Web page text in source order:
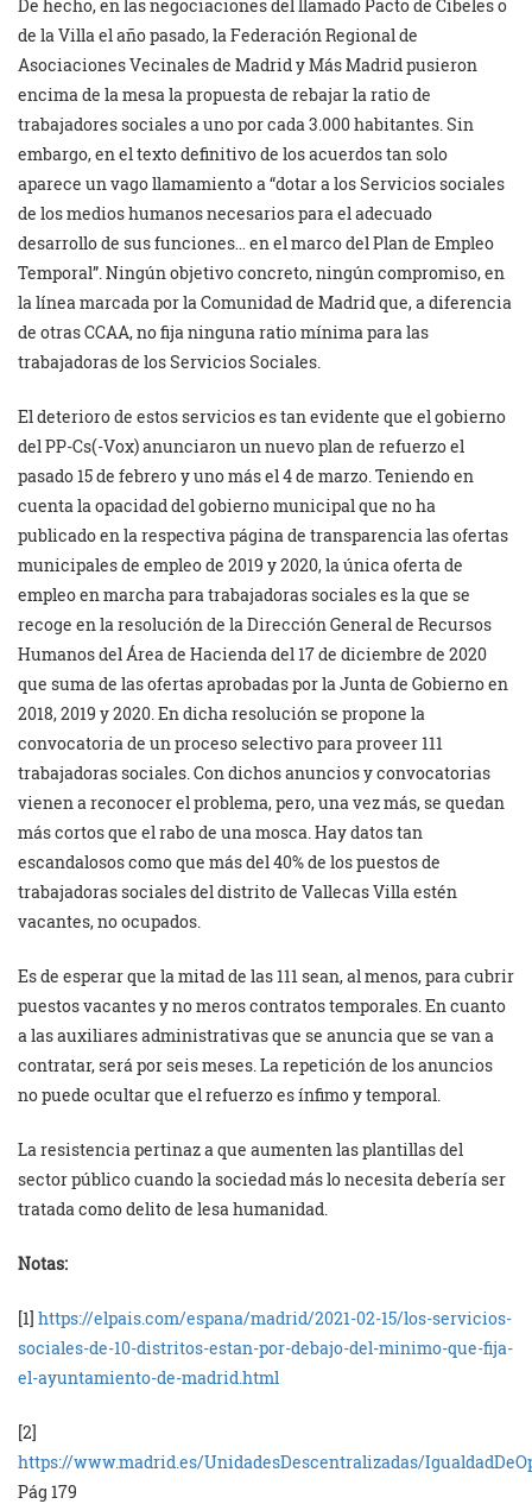
De hecho, en las negociaciones del llamado Pacto de Cibeles o
de la Villa el año pasado, la Federación Regional de
Asociaciones Vecinales de Madrid y Más Madrid pusieron
encima de la mesa la propuesta de rebajar la ratio de
trabajadores sociales a uno por cada 3.000 habitantes. Sin
embargo, en el texto definitivo de los acuerdos tan solo
aparece un vago llamamiento a “dotar a los Servicios sociales
de los medios humanos necesarios para el adecuado
desarrollo de sus funciones… en el marco del Plan de Empleo
Temporal”. Ningún objetivo concreto, ningún compromiso, en
la línea marcada por la Comunidad de Madrid que, a diferencia
de otras CCAA, no fija ninguna ratio mínima para las
trabajadoras de los Servicios Sociales.
El deterioro de estos servicios es tan evidente que el gobierno
del PP-Cs(-Vox) anunciaron un nuevo plan de refuerzo el
pasado 15 de febrero y uno más el 4 de marzo. Teniendo en
cuenta la opacidad del gobierno municipal que no ha
publicado en la respectiva página de transparencia las ofertas
municipales de empleo de 2019 y 2020, la única oferta de
empleo en marcha para trabajadoras sociales es la que se
recoge en la resolución de la Dirección General de Recursos
Humanos del Área de Hacienda del 17 de diciembre de 2020
que suma de las ofertas aprobadas por la Junta de Gobierno en
2018, 2019 y 2020. En dicha resolución se propone la
convocatoria de un proceso selectivo para proveer 111
trabajadoras sociales. Con dichos anuncios y convocatorias
vienen a reconocer el problema, pero, una vez más, se quedan
más cortos que el rabo de una mosca. Hay datos tan
escandalosos como que más del 40% de los puestos de
trabajadoras sociales del distrito de Vallecas Villa estén
vacantes, no ocupados.
Es de esperar que la mitad de las 111 sean, al menos, para cubrir
puestos vacantes y no meros contratos temporales. En cuanto
a las auxiliares administrativas que se anuncia que se van a
contratar, será por seis meses. La repetición de los anuncios
no puede ocultar que el refuerzo es ínfimo y temporal.
La resistencia pertinaz a que aumenten las plantillas del
sector público cuando la sociedad más lo necesita debería ser
tratada como delito de lesa humanidad.
Notas:
[1] https://elpais.com/espana/madrid/2021-02-15/los-servicios-
sociales-de-10-distritos-estan-por-debajo-del-minimo-que-fija-
el-ayuntamiento-de-madrid.html
[2]
https://www.madrid.es/UnidadesDescentralizadas/
Pág 179